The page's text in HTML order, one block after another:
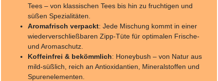
Tees – von klassischen Tees bis hin zu fruchtigen und
süßen Spezialitäten.
Aromafrisch verpackt: Jede Mischung kommt in einer
wiederverschließbaren Zipp-Tüte für optimalen Frische-
und Aromaschutz.
Koffeinfrei & bekömmlich: Honeybush – von Natur aus
mild-süßlich, reich an Antioxidantien, Mineralstoffen und
Spurenelementen.